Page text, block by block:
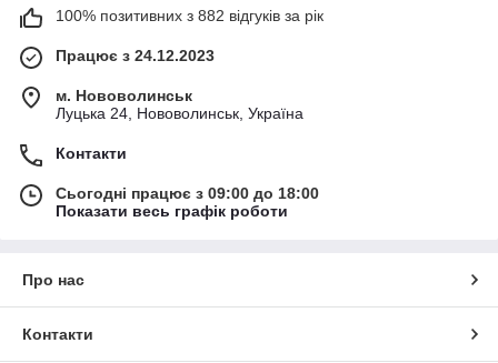
холодного повітря та зручним керуванням. Фен для волосся
створення простої укладки.
Обирайте фени для волосся онлайн в HotBuy та замовляйте
практичну техніку для догляду з доставкою по Україні.
100% позитивних з 882 відгуків за рік
Працює з 24.12.2023
м. Нововолинськ
Луцька 24, Нововолинськ, Україна
Контакти
Сьогодні працює з 09:00 до 18:00
Показати весь графік роботи
Про нас
Контакти